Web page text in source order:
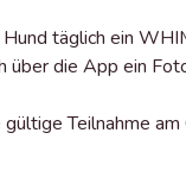
täglich ein
über die App ein
Teilnahme am